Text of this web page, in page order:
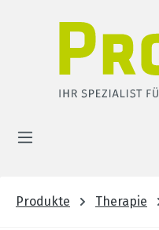
Produkte Therapie